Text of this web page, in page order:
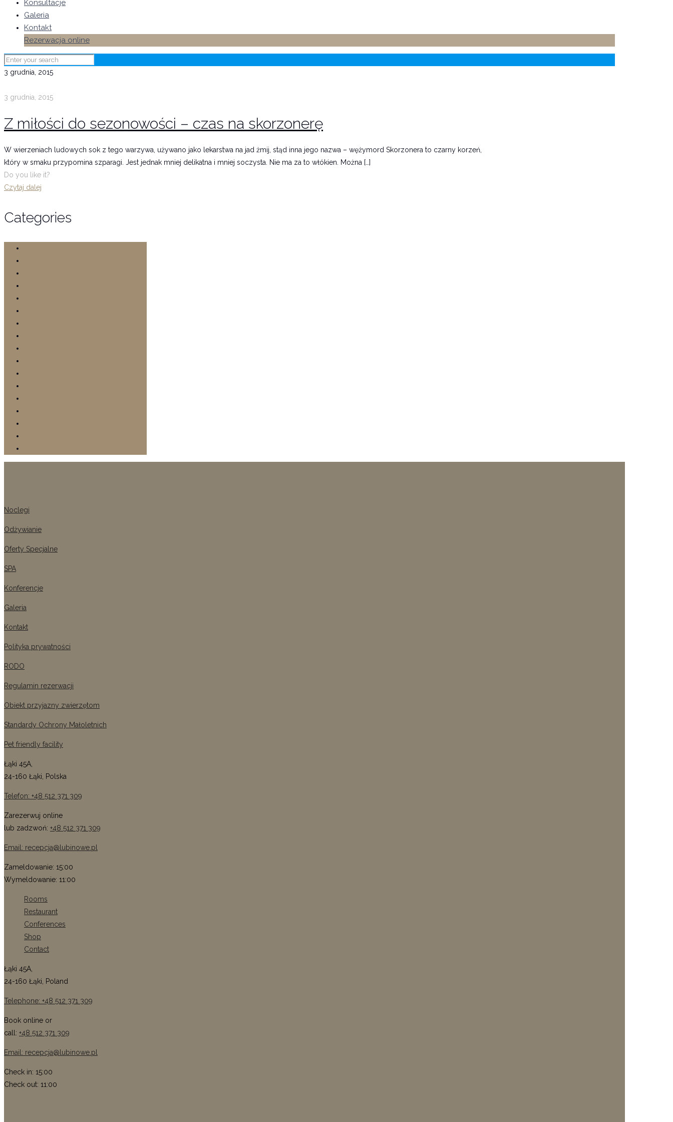
Konsultacje
Galeria
Kontakt
Rezerwacja online
3 grudnia, 2015
3 grudnia, 2015
Z miłości do sezonowości – czas na skorzonerę
W wierzeniach ludowych sok z tego warzywa, używano jako lekarstwa na jad żmij, stąd inna jego nazwa – wężymord Skorzonera to czarny korzeń,
który w smaku przypomina szparagi. Jest jednak mniej delikatna i mniej soczysta. Nie ma za to włókien. Można […]
Do you like it?
Czytaj dalej
Categories
Noclegi
Odżywianie
Oferty Specjalne
SPA
Konferencje
Galeria
Kontakt
Polityka prywatności
RODO
Regulamin rezerwacji
Obiekt przyjazny zwierzętom
Standardy Ochrony Małoletnich
Pet friendly facility
Łąki 45A,
24-160 Łąki, Polska
Telefon: +48 512 371 309
Zarezerwuj online
lub zadzwoń: +48 512 371 309
Email: recepcja@lubinowe.pl
Zameldowanie: 15:00
Wymeldowanie: 11:00
Rooms
Restaurant
Conferences
Shop
Contact
Łąki 45A,
24-160 Łąki, Poland
Telephone: +48 512 371 309
Book online or
call: +48 512 371 309
Email: recepcja@lubinowe.pl
Check in: 15:00
Check out: 11:00